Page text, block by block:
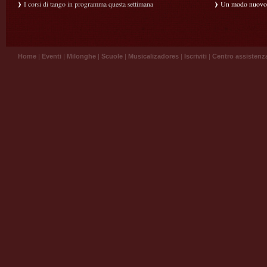
I corsi di tango in programma questa settimana
Un modo
Home | Eventi | Milonghe | Scuole | Musicalizadores | Iscriviti | Centro